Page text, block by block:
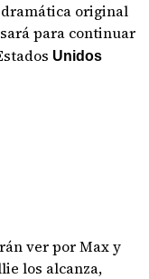
original
para continuar
Unidos
ver por Max y
los alcanza,